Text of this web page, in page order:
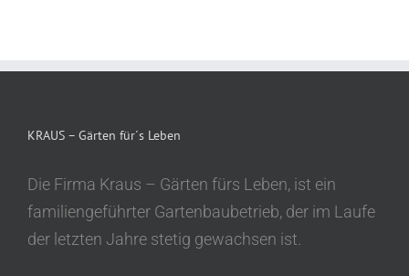
KRAUS – Gärten für´s Leben
Die Firma Kraus – Gärten fürs Leben, ist ein
familiengeführter Gartenbaubetrieb, der im Laufe
der letzten Jahre stetig gewachsen ist.